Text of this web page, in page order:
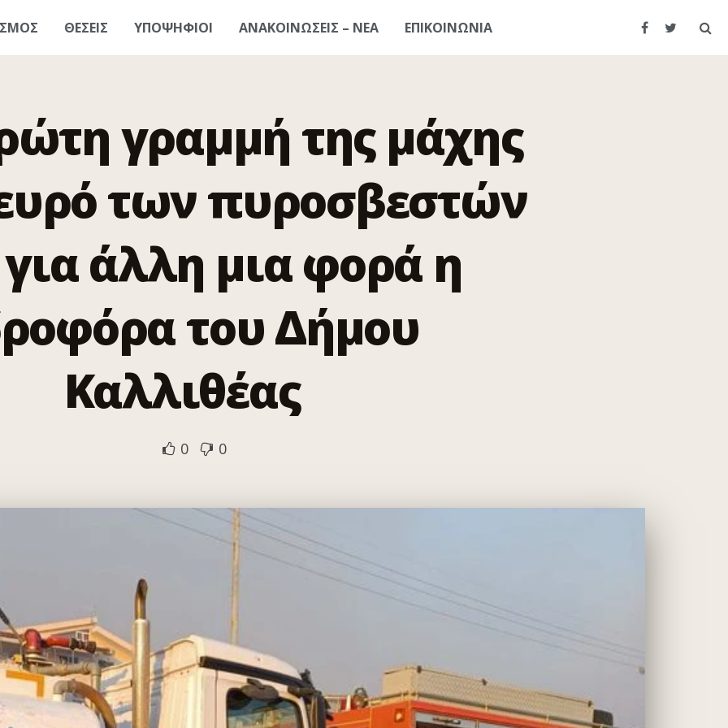
ΘΕΣΕΙΣ ΥΠΟΨΗΦΙΟΙ ΑΝΑΚΟΙΝΩΣΕΙΣ – ΝΕΑ ΕΠΙΚΟΙΝΩΝΙΑ
γραμμή της μάχης
των πυροσβεστών
άλλη μια φορά η
του Δήμου
Καλλιθέας
0 0